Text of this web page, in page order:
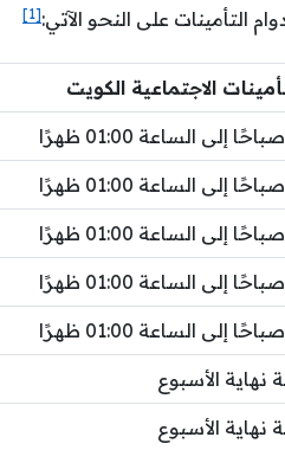
التأمينات على النحو الآتي:[1]
الاجتماعية الكويت
نهاية الأسبوع
نهاية الأسبوع